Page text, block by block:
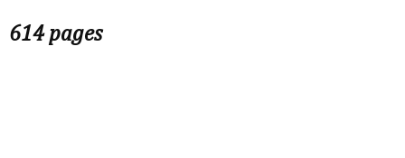
614 pages